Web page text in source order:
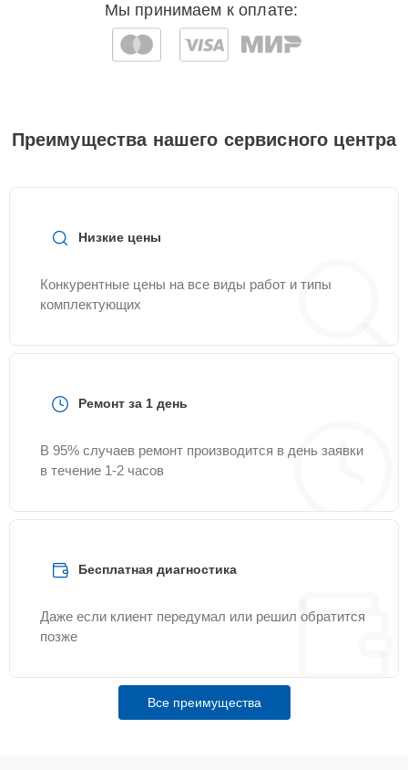
Мы принимаем к оплате:
Преимущества нашего сервисного центра
Низкие цены
Конкурентные цены на все виды работ и типы
комплектующих
Ремонт за 1 день
В 95% случаев ремонт производится в день заявки
в течение 1-2 часов
Бесплатная диагностика
Даже если клиент передумал или решил обратится
позже
Все преимущества